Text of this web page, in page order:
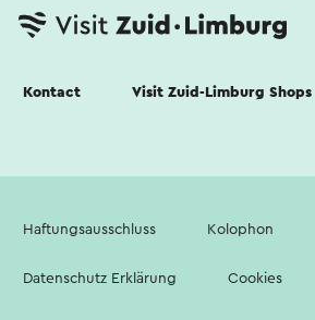
Kontact Visit Zuid-Limburg Shops
Haftungsausschluss Kolophon
Datenschutz Erklärung Cookies